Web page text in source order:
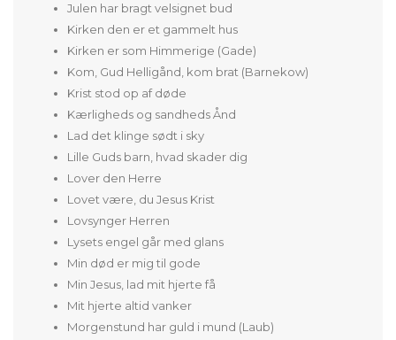
Julen har bragt velsignet bud
Kirken den er et gammelt hus
Kirken er som Himmerige (Gade)
Kom, Gud Helligånd, kom brat (Barnekow)
Krist stod op af døde
Kærligheds og sandheds Ånd
Lad det klinge sødt i sky
Lille Guds barn, hvad skader dig
Lover den Herre
Lovet være, du Jesus Krist
Lovsynger Herren
Lysets engel går med glans
Min død er mig til gode
Min Jesus, lad mit hjerte få
Mit hjerte altid vanker
Morgenstund har guld i mund (Laub)